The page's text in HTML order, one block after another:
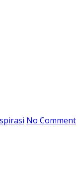
No Comment